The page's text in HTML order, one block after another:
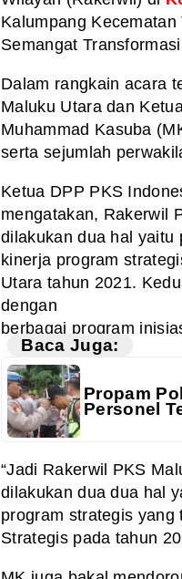
Kalumpang
Semangat
Dalam rangkain acara
Maluku Utara dan
Muhammad Kasuba
serta sejumlah
Ketua DPP PKS
mengatakan, Rakerwil
dilakukan dua hal yaitu
kinerja program
Utara tahun 2021.
dengan
berbagai program
Baca Juga:
Propam
Personel
“Jadi Rakerwil PKS
dilakukan dua dua hal
program strategis yang
Strategis pada tahun